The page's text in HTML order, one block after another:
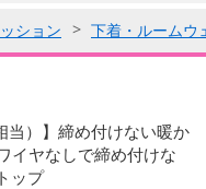
ション 下着・ルームウ
当）】締め付けない暖か
イヤなしで締め付けな
ップ